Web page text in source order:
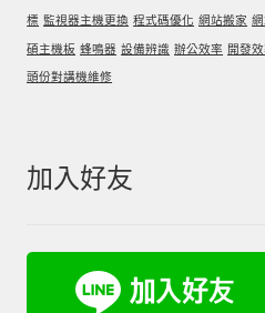
標 監視器主機更換 程式碼優化 網站搬家
碩主機板 蜂鳴器 設備辨識 辦公效率 開發
頭份對講機維修
加入好友